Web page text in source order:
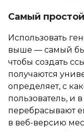
Самый
Использовать
выше — самый
чтобы создать
получаются
определяет, с
пользователь, и
перебрасывают
в веб-версию